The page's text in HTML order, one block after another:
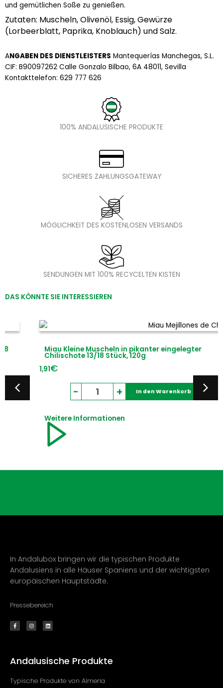
und gemütlichen Soße zu genießen.
Zutaten: Muscheln, Olivenöl, Essig, Gewürze
(Lorbeerblatt, Paprika, Knoblauch) und Salz.
ANGABEN DES DIENSTLEISTERS Mantequerías Manchegas, S.L.
CIF: B90097262 Calle Gonzalo Bilbao, 6A 48011, Sevilla
Kontakttelefon: 629 777 626
100% ANDALUSISCHE PRODUKTE
SICHERES ZAHLUNGSGATEWAY
MÖGLICHKEIT DES KOSTENLOSEN VERSANDS
SENDUNGEN MIT 100% RECYCELTEN KISTEN
DAS KÖNNTE SIE INTERESSIEREN
Miau Kleine Muscheln in pikanter eingelegter
Chilischote 13/18 Stück, 120g
Kleine
in
+ In den Warenkorb
Weitere Informationen
In Andalubox bringen wir die typischen Produkte
Andalusiens in alle Häuser Spaniens und der wichtigsten
europäischen Hauptstädte.
Pressebereich
F
a
c
k
-
I
n
s
a
m
L
i
n
n
Andalusische Produkte
Typische Produkte von Almeria